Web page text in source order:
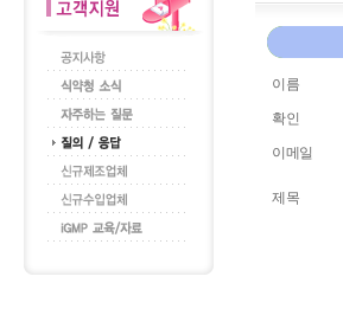
이름
확인
이메일
제목